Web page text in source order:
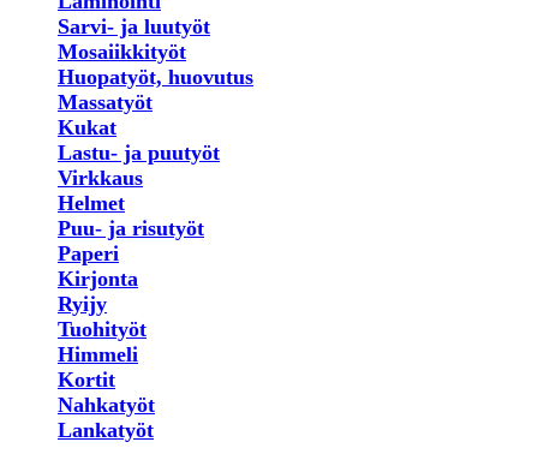
Sarvi- ja luutyöt
Mosaiikkityöt
Huopatyöt, huovutus
Massatyöt
Kukat
Lastu- ja puutyöt
Virkkaus
Helmet
Puu- ja risutyöt
Paperi
Kirjonta
Ryijy
Tuohityöt
Himmeli
Kortit
Nahkatyöt
Lankatyöt